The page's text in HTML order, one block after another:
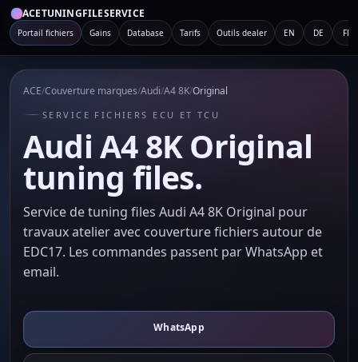
ACETUNINGFILESERVICE
Portail fichiers Gains Database Tarifs Outils dealer EN DE FR
ACE/Couverture marques/Audi/A4 8K/Original
SERVICE FICHIERS ECU ET TCU
Audi A4 8K Original
tuning files.
Service de tuning files Audi A4 8K Original pour
travaux atelier avec couverture fichiers autour de
EDC17. Les commandes passent par WhatsApp et
email.
WhatsApp